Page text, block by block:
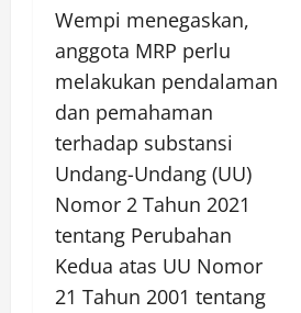
Wempi menegaskan,
anggota MRP perlu
melakukan pendalaman
dan pemahaman
terhadap substansi
Undang-Undang (UU)
Nomor 2 Tahun 2021
tentang Perubahan
Kedua atas UU Nomor
21 Tahun 2001 tentang